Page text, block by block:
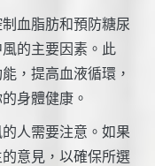
血脂肪和預防糖尿
的主要因素。此
，提高血液循環，
身體健康。
人需要注意。如果
意見，以確保所選